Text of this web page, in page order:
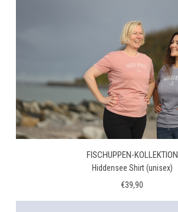
FISCHUPPEN-KOLLEKTION
Hiddensee Shirt (unisex)
€39,90